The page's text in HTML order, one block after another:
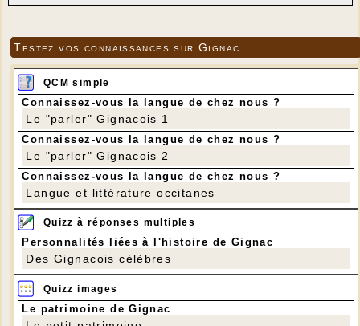
la journée
Les bénévoles qui assureront l'organisation
matérielle de la journée porteront un t-shirt jaune.
Une idée de cadeau : vous pourrez vous procurer ce
Mise au vent
Images : Robert Vayssié
Parking obligatoire au­-dessous du chemin (espace vide­-
grenier) : montée en sens unique par le chemin direct
depuis le bourg. Les bénévoles seront sur place dès 10 h
Testez vos connaissances sur Gignac
QCM simple
Connaissez-vous la langue de chez nous ?
Le "parler" Gignacois 1
Connaissez-vous la langue de chez nous ?
Le "parler" Gignacois 2
Connaissez-vous la langue de chez nous ?
Langue et littérature occitanes
Quizz à réponses multiples
Personnalités liées à l'histoire de Gignac
Des Gignacois célèbres
Quizz images
Le patrimoine de Gignac